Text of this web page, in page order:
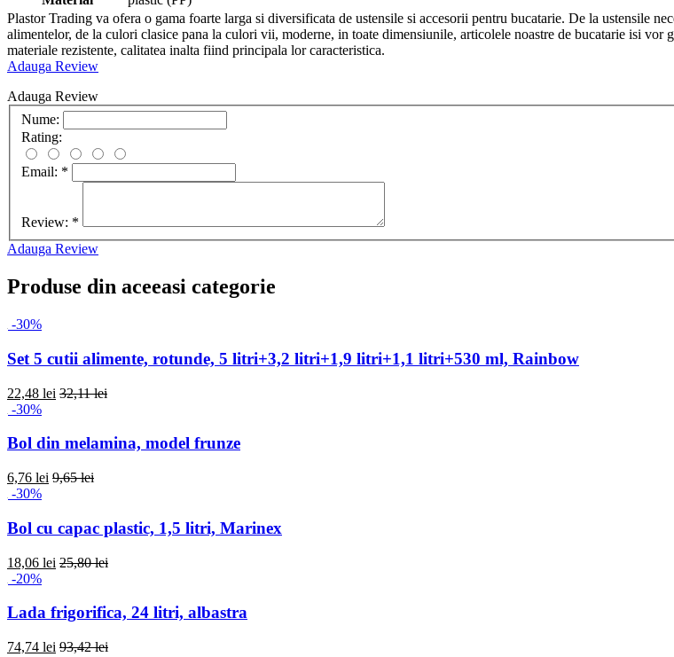
Plastor Trading va ofera o gama foarte larga si diversificata de ustensile si accesorii pentru bucatarie. De la ustensile
alimentelor, de la culori clasice pana la culori vii, moderne, in toate dimensiunile, articolele noastre de bucatarie isi
materiale rezistente, calitatea inalta fiind principala lor caracteristica.
Adauga Review
Adauga Review
Nume:
Rating:
Email: *
Review: *
Adauga Review
Produse din aceeasi categorie
-30%
Set 5 cutii alimente, rotunde, 5 litri+3,2 litri+1,9 litri+1,1 litri+530 ml, Rainbow
22,48 lei 32,11 lei
-30%
Bol din melamina, model frunze
6,76 lei 9,65 lei
-30%
Bol cu capac plastic, 1,5 litri, Marinex
18,06 lei 25,80 lei
-20%
Lada frigorifica, 24 litri, albastra
74,74 lei 93,42 lei